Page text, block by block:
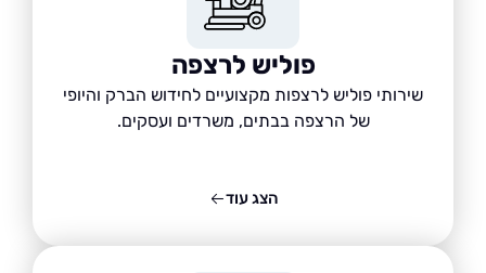
פוליש לרצפה
שירותי פוליש לרצפות מקצועיים לחידוש הברק והיופי
של הרצפה בבתים, משרדים ועסקים.